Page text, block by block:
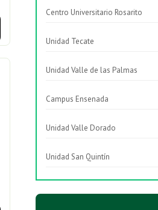
Centro Universitario Rosarito
Unidad Tecate
Unidad Valle de las Palmas
Campus Ensenada
Unidad Valle Dorado
Unidad San Quintín